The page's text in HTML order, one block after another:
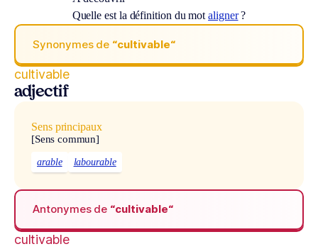
Quelle est la définition du motaligner?
Synonymes de “cultivable“
cultivable
adjectif
Sens principaux
[Sens commun]
arable labourable
Antonymes de “cultivable“
cultivable